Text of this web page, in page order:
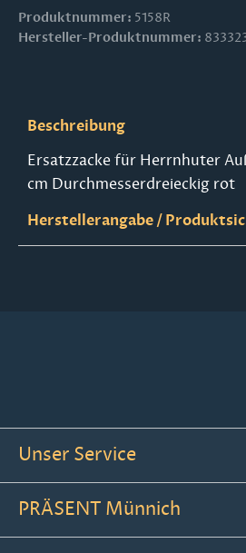
Produktnummer: 5158R
Hersteller-Produktnummer:
Beschreibung
Ersatzzacke für Herrnhuter
cm Durchmesserdreieckig rot
Herstellerangabe /
Unser Service
PRÄSENT Münnich